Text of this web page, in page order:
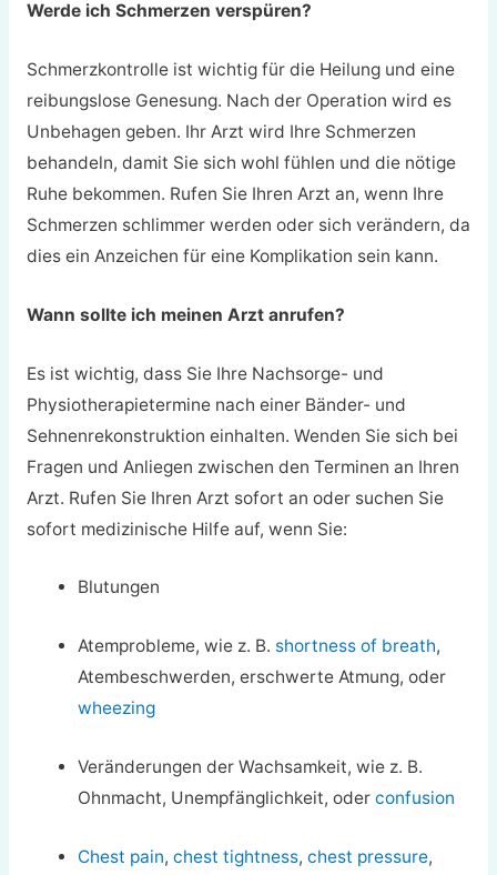
Werde ich Schmerzen verspüren?
Schmerzkontrolle ist wichtig für die Heilung und eine
reibungslose Genesung. Nach der Operation wird es
Unbehagen geben. Ihr Arzt wird Ihre Schmerzen
behandeln, damit Sie sich wohl fühlen und die nötige
Ruhe bekommen. Rufen Sie Ihren Arzt an, wenn Ihre
Schmerzen schlimmer werden oder sich verändern, da
dies ein Anzeichen für eine Komplikation sein kann.
Wann sollte ich meinen Arzt anrufen?
Es ist wichtig, dass Sie Ihre Nachsorge- und
Physiotherapietermine nach einer Bänder- und
Sehnenrekonstruktion einhalten. Wenden Sie sich bei
Fragen und Anliegen zwischen den Terminen an Ihren
Arzt. Rufen Sie Ihren Arzt sofort an oder suchen Sie
sofort medizinische Hilfe auf, wenn Sie:
Blutungen
Atemprobleme, wie z. B. shortness of breath,
Atembeschwerden, erschwerte Atmung, oder
wheezing
Veränderungen der Wachsamkeit, wie z. B.
Ohnmacht, Unempfänglichkeit, oderconfusion
Chest pain,chest tightness,chest pressure,